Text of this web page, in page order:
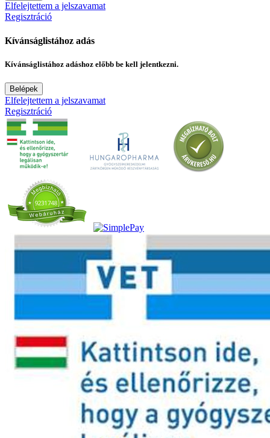
Elfelejtettem a jelszavamat
Regisztráció
Kívánságlistához adás
Kívánságlistához adáshoz előbb be kell jelentkezni.
Belépek
Elfelejtettem a jelszavamat
Regisztráció